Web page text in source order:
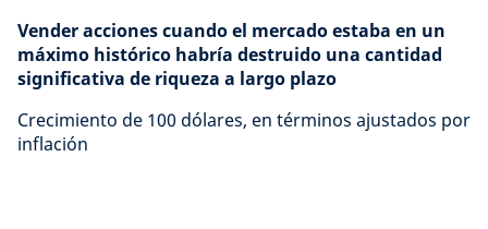
Vender acciones cuando el mercado estaba en un
máximo histórico habría destruido una cantidad
significativa de riqueza a largo plazo
Crecimiento de 100 dólares, en términos ajustados por
inflación